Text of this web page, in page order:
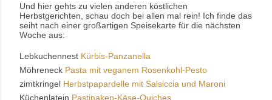
Und hier gehts zu vielen anderen köstlichen
Herbstgerichten, schau doch bei allen mal rein! Ich finde das
seiht nach einer großartigen Speisekarte für die nächsten
Woche aus:
Lebkuchennest Kürbis-Panzanella
Möhreneck Pasta mit veganem Rosenkohl-Pesto
zimtkringel Herbstpapardelle mit Salsiccia und Maroni
Küchenlatein Pastinaken-Käse-Quiches